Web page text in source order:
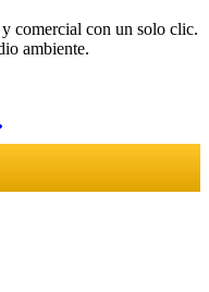
comercial con un solo clic.
ambiente.